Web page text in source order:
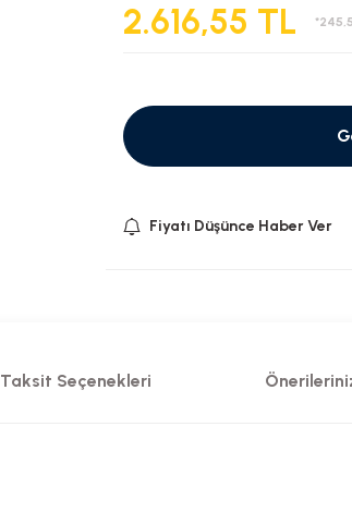
2.616,55 TL
Fiyatı Düşünce Haber Ver
Taksit Seçenekleri